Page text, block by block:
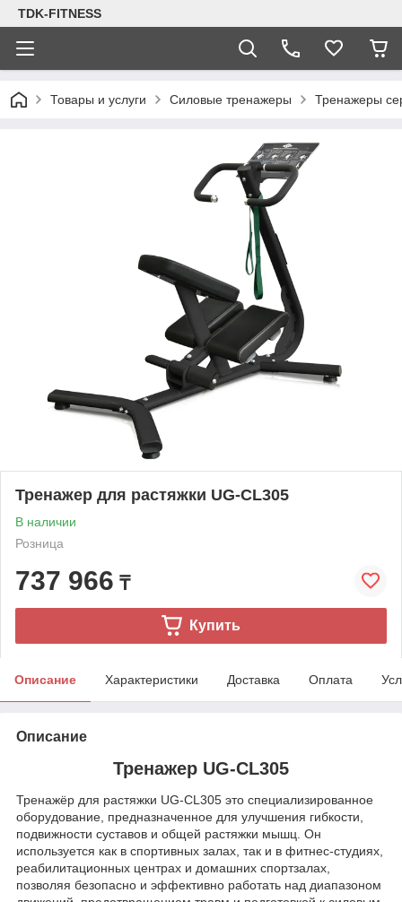
TDK-FITNESS
Товары и услуги Силовые тренажеры Тренажеры
Тренажер для растяжки UG-CL305
В наличии
Розница
737 966 ₸
Купить
Описание Характеристики Доставка Оплата
Описание
Тренажер UG-CL305
Тренажёр для растяжки UG‑CL305 это специализированное
оборудование, предназначенное для улучшения гибкости,
подвижности суставов и общей растяжки мышц. Он
используется как в спортивных залах, так и в фитнес‑студиях,
реабилитационных центрах и домашних спортзалах,
позволяя безопасно и эффективно работать над диапазоном